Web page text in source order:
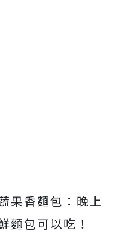
果香麵包：晚上
麵包可以吃！